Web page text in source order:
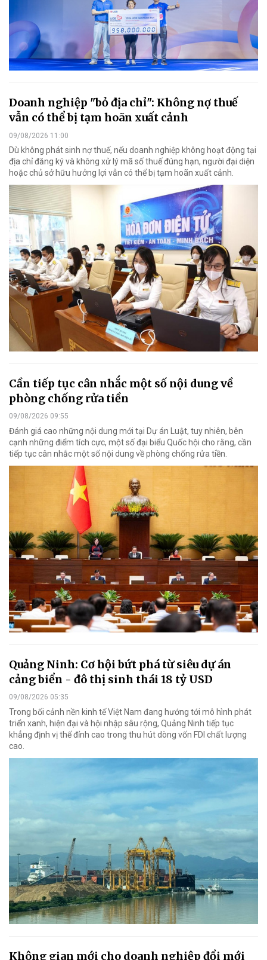
Doanh nghiệp "bỏ địa chỉ": Không nợ thuế
vẫn có thể bị tạm hoãn xuất cảnh
09/08/2026 11:00
Dù không phát sinh nợ thuế, nếu doanh nghiệp không hoạt động tại
địa chỉ đăng ký và không xử lý mã số thuế đúng hạn, người đại diện
hoặc chủ sở hữu hưởng lợi vẫn có thể bị tạm hoãn xuất cảnh.
Cần tiếp tục cân nhắc một số nội dung về
phòng chống rửa tiền
09/08/2026 09:55
Đánh giá cao những nội dung mới tại Dự án Luật, tuy nhiên, bên
cạnh những điểm tích cực, một số đại biểu Quốc hội cho rằng, cần
tiếp tục cân nhắc một số nội dung về phòng chống rửa tiền.
Quảng Ninh: Cơ hội bứt phá từ siêu dự án
cảng biển - đô thị sinh thái 18 tỷ USD
09/08/2026 05:35
Trong bối cảnh nền kinh tế Việt Nam đang hướng tới mô hình phát
triển xanh, hiện đại và hội nhập sâu rộng, Quảng Ninh tiếp tục
khẳng định vị thế đỉnh cao trong thu hút dòng vốn FDI chất lượng
cao.
Không gian mới cho doanh nghiệp đổi mới